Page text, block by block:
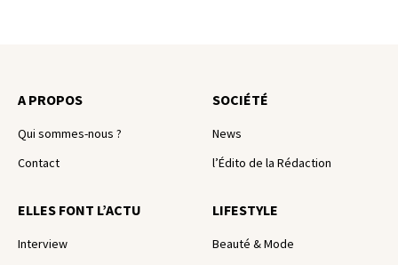
A PROPOS
Qui sommes-nous ?
Contact
SOCIÉTÉ
News
l’Édito de la Rédaction
ELLES FONT L’ACTU
Interview
LIFESTYLE
Beauté & Mode